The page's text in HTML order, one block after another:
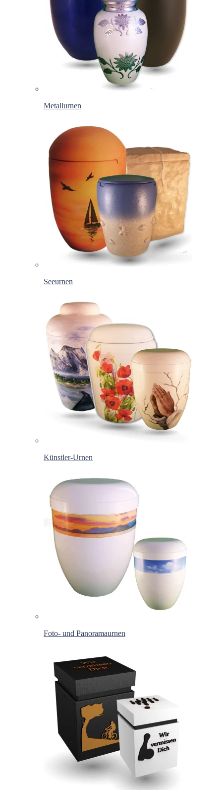
Metallurnen
Seeurnen
Künstler-Urnen
Foto- und Panoramaurnen